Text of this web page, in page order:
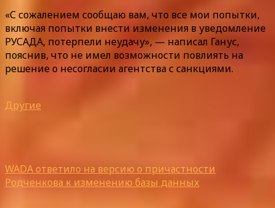
«С сожалением сообщаю вам, что все мои попытки,
включая попытки внести изменения в уведомление
РУСАДА, потерпели неудачу», — написал Ганус,
пояснив, что не имел возможности повлиять на
решение о несогласии агентства с санкциями.
Другие
WADA ответило на версию о причастности
Родченкова к изменению базы данных